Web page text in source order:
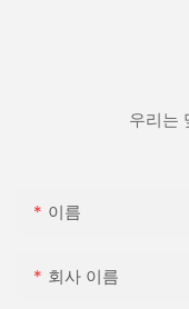
우리는
이름
회사 이름